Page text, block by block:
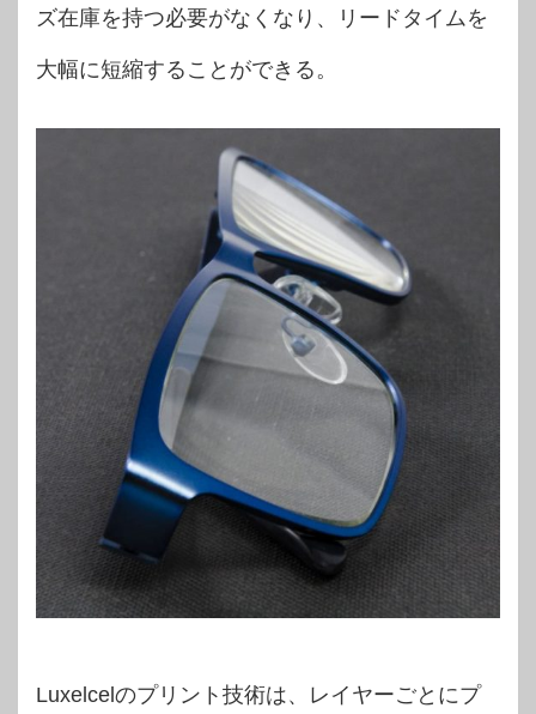
ズ在庫を持つ必要がなくなり、リードタイムを
大幅に短縮することができる。
Luxelcelのプリント技術は、レイヤーごとにプ